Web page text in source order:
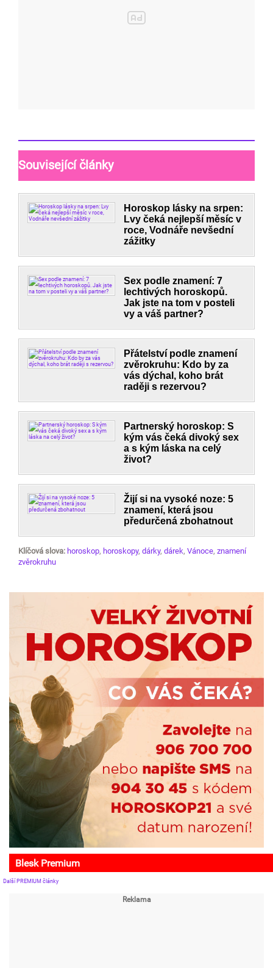
Související články
Horoskop lásky na srpen:
Lvy čeká nejlepší měsíc v
roce, Vodnáře nevšední
zážitky
Sex podle znamení: 7
lechtivých horoskopů.
Jak jste na tom v posteli
vy a váš partner?
Přátelství podle znamení
zvěrokruhu: Kdo by za
vás dýchal, koho brát
raději s rezervou?
Partnerský horoskop: S
kým vás čeká divoký sex
a s kým láska na celý
život?
Žijí si na vysoké noze: 5
znamení, která jsou
předurčená zbohatnout
Klíčová slova: horoskop, horoskopy, dárky, dárek, Vánoce, znamení
zvěrokruhu
Blesk Premium
Další PREMIUM články